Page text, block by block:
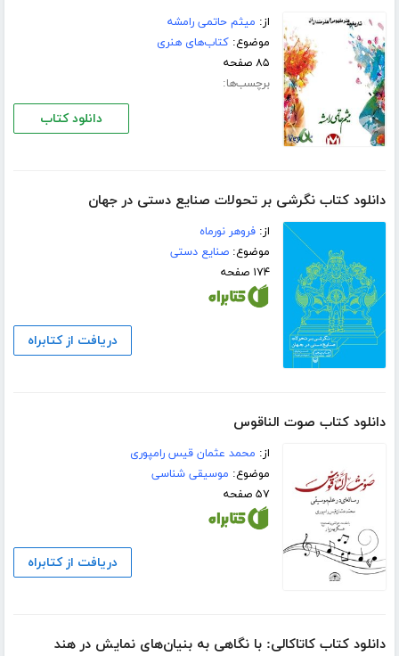
از: ميثم حاتمی رامشه
موضوع:کتاب‌های هنری
۸۵ صفحه
برچسب‌ها:
دانلود کتاب
دانلود کتاب نگرشی بر تحولات صنایع دستی در جهان
از:فروهر نورماه
موضوع:صنایع دستی
۱۷۴ صفحه
دریافت از کتابراه
دانلود کتاب صوت الناقوس
از: محمد عثمان قیس رامپوری
موضوع: موسیقی شناسی
۵۷ صفحه
دریافت از کتابراه
دانلود کتاب کاتاکالی: با نگاهی به بنیان‌های نمایش در هند